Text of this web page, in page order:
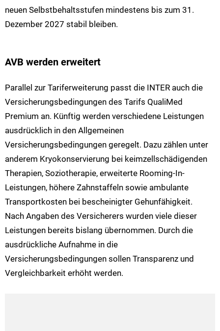
neuen Selbstbehaltsstufen mindestens bis zum 31.
Dezember 2027 stabil bleiben.
AVB werden erweitert
Parallel zur Tariferweiterung passt die INTER auch die
Versicherungsbedingungen des Tarifs QualiMed
Premium an. Künftig werden verschiedene Leistungen
ausdrücklich in den Allgemeinen
Versicherungsbedingungen geregelt. Dazu zählen unter
anderem Kryokonservierung bei keimzellschädigenden
Therapien, Soziotherapie, erweiterte Rooming-In-
Leistungen, höhere Zahnstaffeln sowie ambulante
Transportkosten bei bescheinigter Gehunfähigkeit.
Nach Angaben des Versicherers wurden viele dieser
Leistungen bereits bislang übernommen. Durch die
ausdrückliche Aufnahme in die
Versicherungsbedingungen sollen Transparenz und
Vergleichbarkeit erhöht werden.